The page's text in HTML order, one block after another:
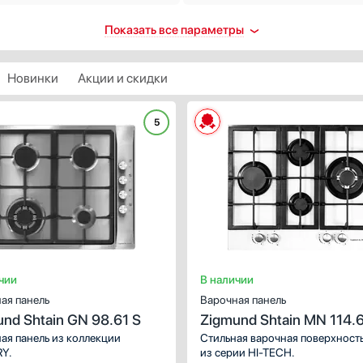
выключение
от перегрева
отключение
от перелива
все
Количество индукционных
конфорок
1
4
Показать все
Количество электрических
конфорок
2
3
1
Показать все
Показать все параметры
Новинки Акции и скидки
ХАРАКТЕРИСТИКИ
Габариты (ВхШхГ), см:
4.5х60.5х51
черный
Панель конфорок: закаленное стекло
Общее количество конфорок:
5
панель
Shtain GN 98.61 S
панель из коллекции
В наличии
Варочная панель
Zigmund Shtain MN
Стильная варочная
из серии HI-TECH.